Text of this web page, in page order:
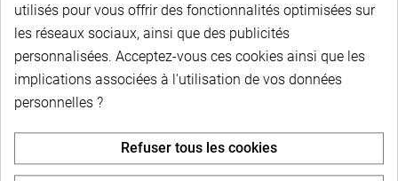
Newsletter
Pour recevoir notre
utilisés pour vous offrir des fonctionnalités optimisées sur
les réseaux sociaux, ainsi que des publicités
personnalisées. Acceptez-vous ces cookies ainsi que les
implications associées à l'utilisation de vos données
personnelles ?
Refuser tous les cookies